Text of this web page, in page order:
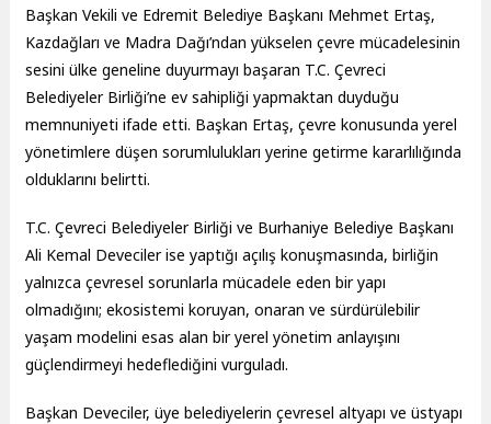
Başkan Vekili ve Edremit Belediye Başkanı Mehmet Ertaş,
Kazdağları ve Madra Dağı’ndan yükselen çevre mücadelesinin
sesini ülke geneline duyurmayı başaran T.C. Çevreci
Belediyeler Birliği’ne ev sahipliği yapmaktan duyduğu
memnuniyeti ifade etti. Başkan Ertaş, çevre konusunda yerel
yönetimlere düşen sorumlulukları yerine getirme kararlılığında
olduklarını belirtti.
T.C. Çevreci Belediyeler Birliği ve Burhaniye Belediye Başkanı
Ali Kemal Deveciler ise yaptığı açılış konuşmasında, birliğin
yalnızca çevresel sorunlarla mücadele eden bir yapı
olmadığını; ekosistemi koruyan, onaran ve sürdürülebilir
yaşam modelini esas alan bir yerel yönetim anlayışını
güçlendirmeyi hedeflediğini vurguladı.
Başkan Deveciler, üye belediyelerin çevresel altyapı ve üstyapı